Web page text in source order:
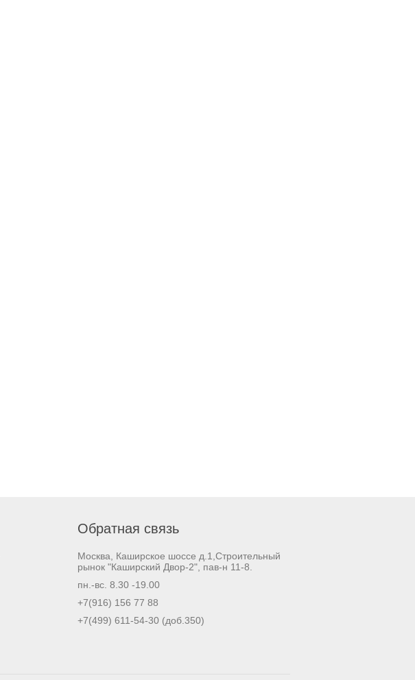
Обратная связь
Москва, Каширское шоссе д.1,Строительный
рынок "Каширский Двор-2", пав-н 11-8.
пн.-вс. 8.30 -19.00
+7(916) 156 77 88
+7(499) 611-54-30 (доб.350)